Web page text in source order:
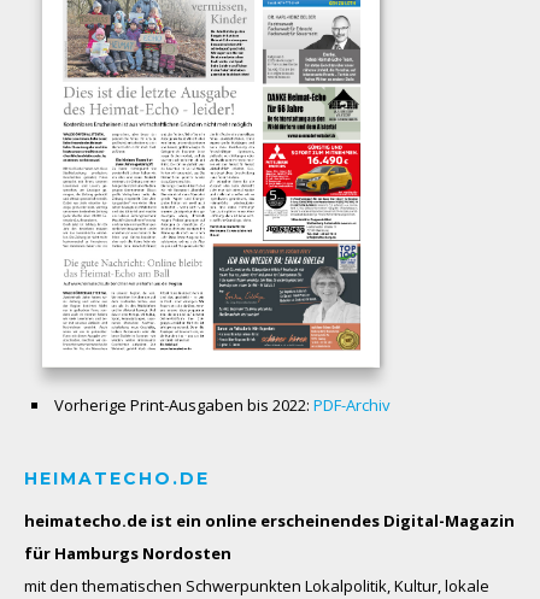
Vorherige Print-Ausgaben bis 2022: PDF-Archiv
HEIMATECHO.DE
heimatecho.de ist ein online erscheinendes Digital-Magazin
für Hamburgs Nordosten
mit den thematischen Schwerpunkten Lokalpolitik, Kultur, lokale